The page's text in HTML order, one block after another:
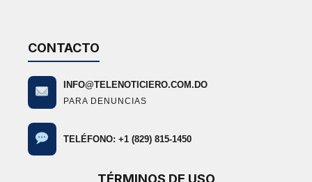
CONTACTO
INFO@TELENOTICIERO.COM.DO
PARA DENUNCIAS
TELÉFONO: +1 (829) 815-1450